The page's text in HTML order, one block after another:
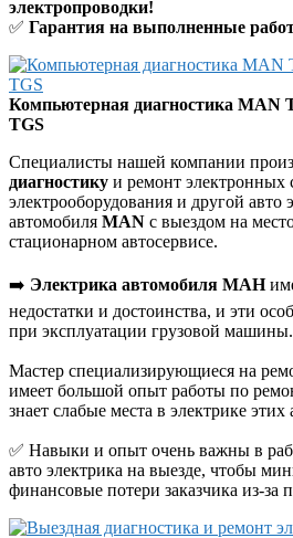
электропроводки!
✅ Гарантия на выполненные
Компьютерная диагностика MAN
TGS
Специалисты нашей компании
диагностику и ремонт электронных
электрооборудования и другой авто
автомобиля MAN с выездом на
стационарном автосервисе.
➡️ Электрика автомобиля МАН
недостатки и достоинства, и эти
при эксплуатации грузовой машины.
Мастер специализирующиеся на
имеет большой опыт работы по
знает слабые места в электрике
✅ Навыки и опыт очень важны в
авто электрика на выезде, чтобы
финансовые потери заказчика из-за